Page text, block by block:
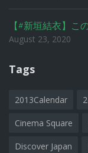
【#新垣結衣】こ
August 23, 2020
Tags
2013Calendar
Cinema Square
Discover Japan